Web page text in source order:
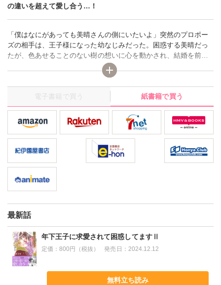
の違いを超えて愛し合う…！
「僕はなにがあっても美晴さんの側にいたいよ」突然のプロポー
ズの相手は、王子様になった幼なじみだった。困惑する美晴だっ
たが、色あせることのない樹の想いに心を動かされ、結婚を前提
に付き合うことに。しかし、ウワサを聞きつけたマスコミに囲ま
れ、執拗に追い回されてしまう。立場を超えた恋愛に不安を感じ
る中、樹が国に帰ることになって…!?
電子書籍で買う
紙書籍で買う
最新話
年下王子に求愛されて困惑してますⅡ
定価：800円（税抜） 発売日： 2024.12.12
無料立ち読み